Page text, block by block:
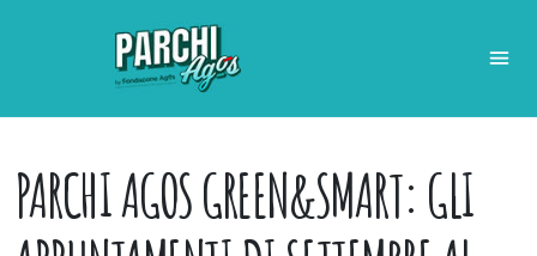
PARCHI AGOS GREEN&SMART: GLI